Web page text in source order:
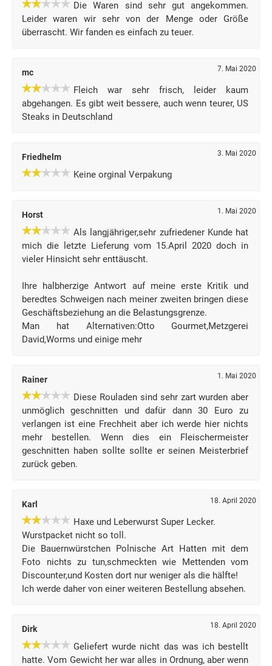
Die Waren sind sehr gut angekommen.
Leider waren wir sehr von der Menge oder Größe
überrascht. Wir fanden es einfach zu teuer.
mc 7. Mai 2020
Fleich war sehr frisch, leider kaum
abgehangen. Es gibt weit bessere, auch wenn teurer, US
Steaks in Deutschland
Friedhelm 3. Mai 2020
Keine orginal Verpakung
Horst 1. Mai 2020
Als langjähriger,sehr zufriedener Kunde hat
mich die letzte Lieferung vom 15.April 2020 doch in
vieler Hinsicht sehr enttäuscht.
Ihre halbherzige Antwort auf meine erste Kritik und
beredtes Schweigen nach meiner zweiten bringen diese
Geschäftsbeziehung an die Belastungsgrenze.
Man hat Alternativen:Otto Gourmet,Metzgerei
David,Worms und einige mehr
Rainer 1. Mai 2020
Diese Rouladen sind sehr zart wurden aber
unmöglich geschnitten und dafür dann 30 Euro zu
verlangen ist eine Frechheit aber ich werde hier nichts
mehr bestellen. Wenn dies ein Fleischermeister
geschnitten haben sollte sollte er seinen Meisterbrief
zurück geben.
Karl 18. April 2020
Haxe und Leberwurst Super Lecker.
Wurstpacket nicht so toll.
Die Bauernwürstchen Polnische Art Hatten mit dem
Foto nichts zu tun,schmeckten wie Mettenden vom
Discounter,und Kosten dort nur weniger als die hälfte!
Ich werde daher von einer weiteren Bestellung absehen.
Dirk 18. April 2020
Geliefert wurde nicht das was ich bestellt
hatte. Vom Gewicht her war alles in Ordnung, aber wenn